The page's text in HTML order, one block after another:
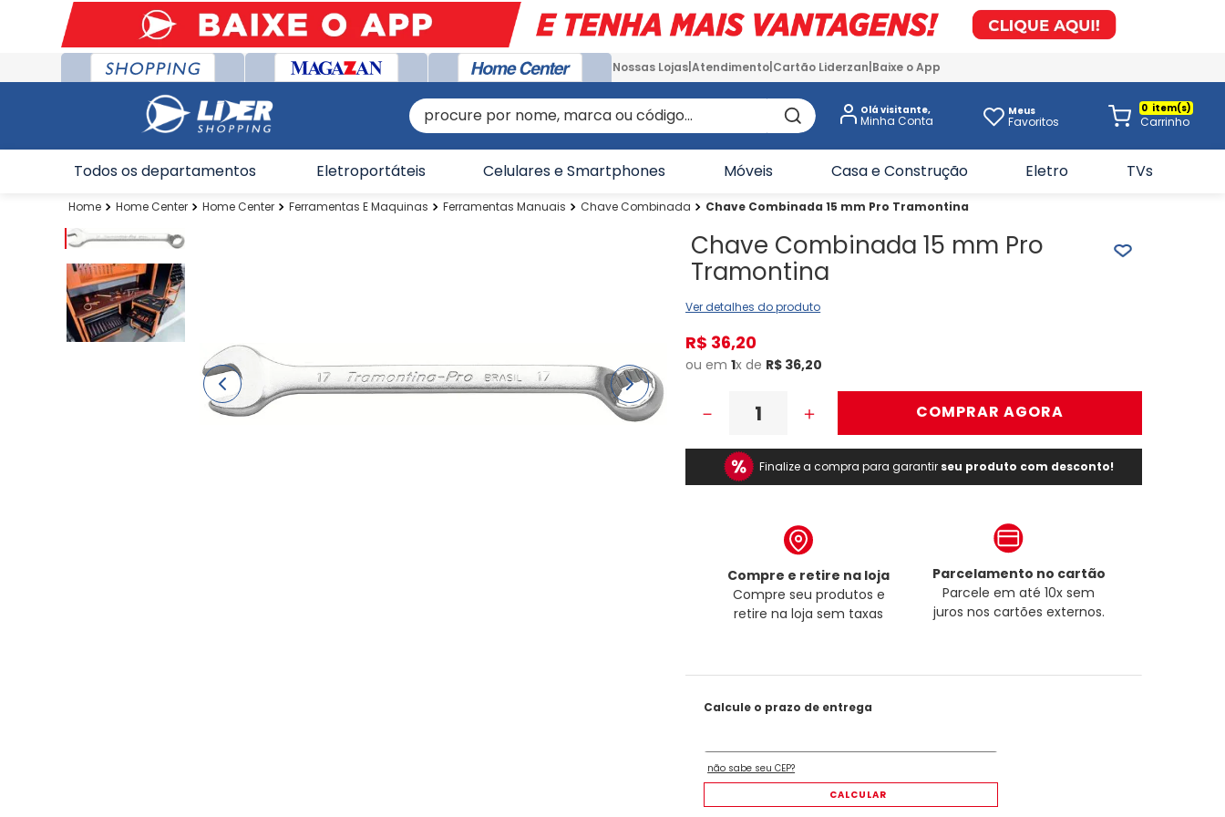
Nossas Lojas Atendimento Cartão Liderzan Baixe o App
procure por nome, marca ou código... Olá visitante, Meus
Favoritos
0
Todos os departamentos Eletroportáteis Celulares e Smartphones Móveis Casa e Construção Eletro TVs
Home Center Home Center Ferramentas E Maquinas Ferramentas Manuais Chave Combinada Chave Combinada 15 mm Pro Tramontina
Chave Combinada 15 mm Pro
Tramontina
Ver detalhes do produto
R$ 36,20
ou em1x de R$ 36,20
＋
－ COMPRAR AGORA
Finalize a compra para garantir seu produto com desconto!
Compre e retire na loja
Compre seu produtos e
retire na loja sem taxas
Parcelamento no cartão
Parcele em até 10x sem
juros nos cartões externos.